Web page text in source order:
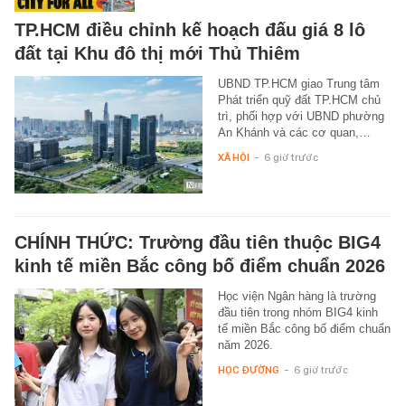
TP.HCM điều chỉnh kế hoạch đấu giá 8 lô
đất tại Khu đô thị mới Thủ Thiêm
UBND TP.HCM giao Trung tâm
Phát triển quỹ đất TP.HCM chủ
trì, phối hợp với UBND phường
An Khánh và các cơ quan,…
XÃ HỘI - 6 giờ trước
CHÍNH THỨC: Trường đầu tiên thuộc BIG4
kinh tế miền Bắc công bố điểm chuẩn 2026
Học viện Ngân hàng là trường
đầu tiên trong nhóm BIG4 kinh
tế miền Bắc công bố điểm chuẩn
năm 2026.
HỌC ĐƯỜNG - 6 giờ trước